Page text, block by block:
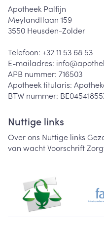
Apotheek Palfijn
Meylandtlaan 159
3550 Heusden-Zolder
Telefoon: +32 11 53 68 53
E-mailadres: info@
APB nummer: 716503
Apotheek titularis:
BTW nummer:
Nuttige links
Over ons Nuttige links
van wachtVoorschrift